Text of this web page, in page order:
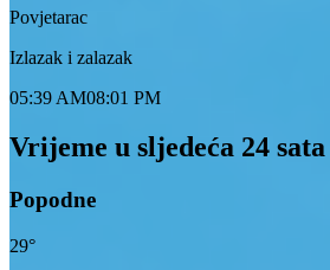
Povjetarac
Izlazak i zalazak
05:39 AM08:01 PM
Vrijeme u sljedeća 24 sata
Popodne
29°